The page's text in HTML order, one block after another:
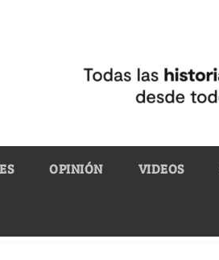
OPINIÓN VIDEOS